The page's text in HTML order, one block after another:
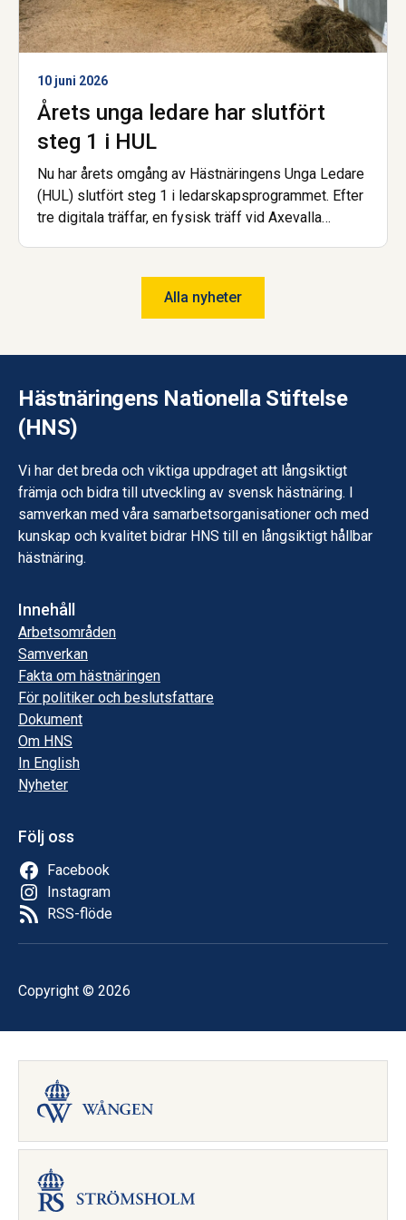
10 juni 2026
Årets unga ledare har slutfört
steg 1 i HUL
Nu har årets omgång av Hästnäringens Unga Ledare
(HUL) slutfört steg 1 i ledarskapsprogrammet. Efter
tre digitala träffar, en fysisk träff vid Axevalla
Alla nyheter
Hästnäringens Nationella Stiftelse
(HNS)
Vi har det breda och viktiga uppdraget att långsiktigt
främja och bidra till utveckling av svensk hästnäring. I
samverkan med våra samarbetsorganisationer och med
kunskap och kvalitet bidrar HNS till en långsiktigt hållbar
hästnäring.
Innehåll
Arbetsområden
Samverkan
Fakta om hästnäringen
För politiker och beslutsfattare
Dokument
Om HNS
In English
Nyheter
Följ oss
Facebook
Instagram
RSS-flöde
Copyright © 2026